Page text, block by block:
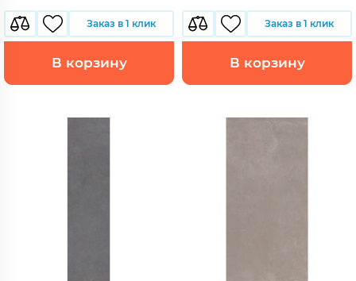
Заказ в 1 клик
В корзину
Заказ в 1 клик
В корзину